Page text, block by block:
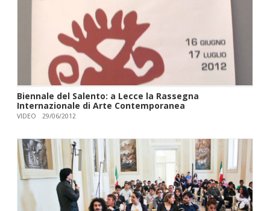
Biennale del Salento: a Lecce la Rassegna
Internazionale di Arte Contemporanea
VIDEO 29/06/2012